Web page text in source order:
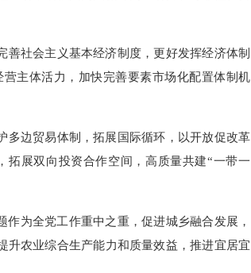
社会主义基本经济制度，更好发挥经济体制
主体活力，加快完善要素市场化配置体制机
多边贸易体制，拓展国际循环，以开放促改革
展双向投资合作空间，高质量共建“一带一
为全党工作重中之重，促进城乡融合发展，
升农业综合生产能力和质量效益，推进宜居宜